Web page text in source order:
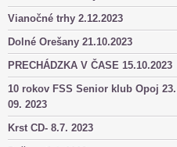
Vianočné trhy 2.12.2023
Dolné Orešany 21.10.2023
PRECHÁDZKA V ČASE 15.10.2023
10 rokov FSS Senior klub Opoj 23.
09. 2023
Krst CD- 8.7. 2023